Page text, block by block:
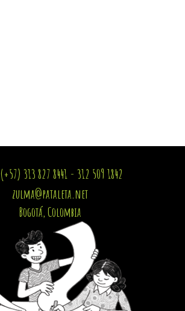
(+57) 313 827 8441 - 312 509 1842
zulma@pataleta.net
Bogotá, Colombia